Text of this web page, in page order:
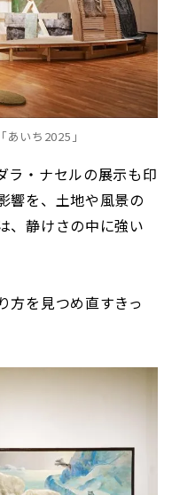
いち2025」
ラ・ナセルの展示も印
響を、土地や風景の
、静けさの中に強い
方を見つめ直すきっ